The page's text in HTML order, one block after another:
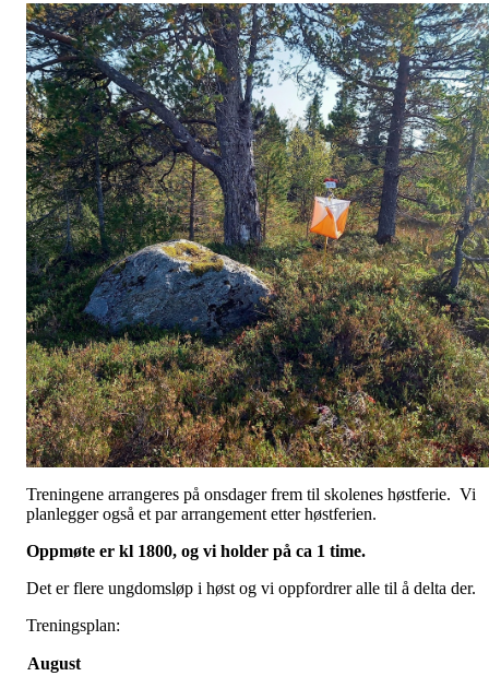
Treningene arrangeres på onsdager frem til skolenes høstferie. Vi
planlegger også et par arrangement etter høstferien.
Oppmøte er kl 1800, og vi holder på ca 1 time.
Det er flere ungdomsløp i høst og vi oppfordrer alle til å delta der.
Treningsplan:
August